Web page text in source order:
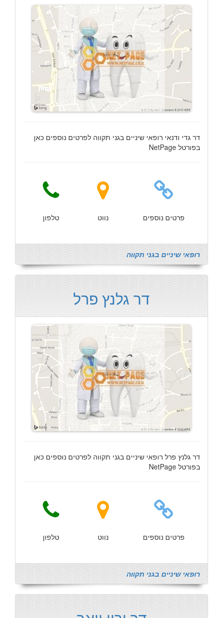
דר גדי ודנאי רופאי שיניים בגני תקווה לפרטים נוספים כאן
בפורטל NetPage
פרטים נוספים נווט טלפון
רופאי שיניים בגני תקווה
דר גלנץ פרל
דר גלנץ פרל רופאי שיניים בגני תקווה לפרטים נוספים כאן
בפורטל NetPage
פרטים נוספים נווט טלפון
רופאי שיניים בגני תקווה